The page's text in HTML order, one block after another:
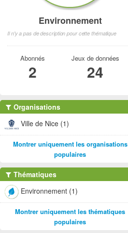
Environnement
Il n'y a pas de description pour cette thématique
Abonnés
2
Jeux de données
24
Organisations
Ville de Nice (1)
Montrer uniquement les organisations
populaires
Thématiques
Environnement (1)
Montrer uniquement les thématiques
populaires